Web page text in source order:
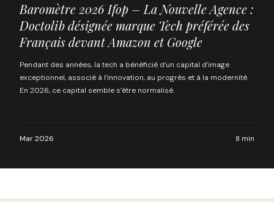
Baromètre 2026 Ifop – La Nouvelle Agence :
Doctolib désignée marque Tech préférée des
Français devant Amazon et Google
Pendant des années, la tech a bénéficié d’un capital d’image
exceptionnel, associé à l’innovation, au progrès et à la modernité.
En 2026, ce capital semble s’être normalisé.
Mar 2026 8 min